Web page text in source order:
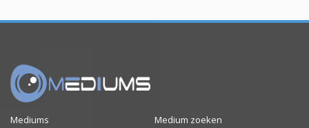
Mediums
Medium zoeken